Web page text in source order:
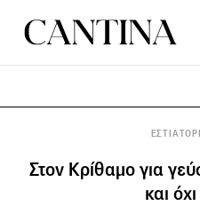
Στον Κρίθαμο για
και